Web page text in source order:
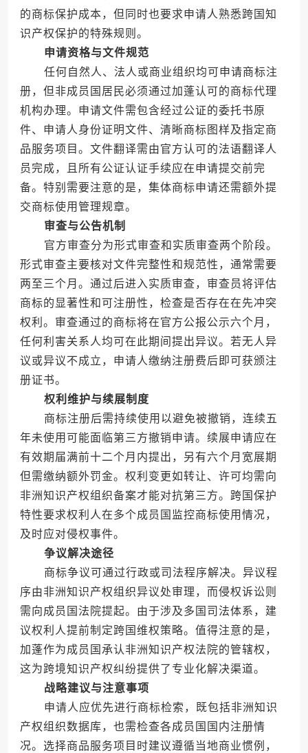
的商标保护成本，但同时也要求申请人熟悉跨国知
识产权保护的特殊规则。
申请资格与文件规范
任何自然人、法人或商业组织均可申请商标注
册，但非成员国居民必须通过加蓬认可的商标代理
机构办理。申请文件需包含经过公证的委托书原
件、申请人身份证明文件、清晰商标图样及指定商
品服务项目。文件翻译需由官方认可的法语翻译人
员完成，且所有公证认证手续应在申请提交前完
备。特别需要注意的是，集体商标申请还需额外提
交商标使用管理规章。
审查与公告机制
官方审查分为形式审查和实质审查两个阶段。
形式审查主要核对文件完整性和规范性，通常需要
两至三个月。通过后进入实质审查，审查员将评估
商标的显著性和可注册性，检查是否存在在先冲突
权利。审查通过的商标将在官方公报公示六个月，
任何利害关系人均可在此期间提出异议。若无人异
议或异议不成立，申请人缴纳注册费后即可获颁注
册证书。
权利维护与续展制度
商标注册后需持续使用以避免被撤销，连续五
年未使用可能面临第三方撤销申请。续展申请应在
有效期届满前十二个月内提出，另有六个月宽展期
但需缴纳额外罚金。权利变更如转让、许可均需向
非洲知识产权组织备案才能对抗第三方。跨国保护
特性要求权利人在多个成员国监控商标使用情况，
及时应对侵权事件。
争议解决途径
商标争议可通过行政或司法程序解决。异议程
序由非洲知识产权组织异议处审理，而侵权诉讼则
需向成员国法院提起。由于涉及多国司法体系，建
议权利人提前制定跨国维权策略。值得注意的是，
加蓬作为成员国承认非洲知识产权法院的管辖权，
这为跨境知识产权纠纷提供了专业化解决渠道。
战略建议与注意事项
申请人应优先进行商标检索，既包括非洲知识
产权组织数据库，也需检查各成员国国内注册情
况。选择商品服务项目时建议遵循当地商业惯例，